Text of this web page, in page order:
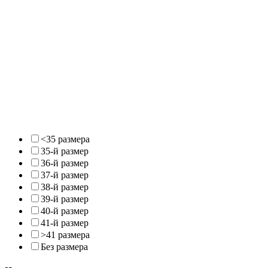
<35 размера
35-й размер
36-й размер
37-й размер
38-й размер
39-й размер
40-й размер
41-й размер
>41 размера
Без размера